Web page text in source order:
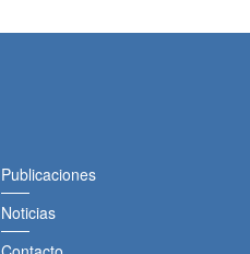
Publicaciones
Noticias